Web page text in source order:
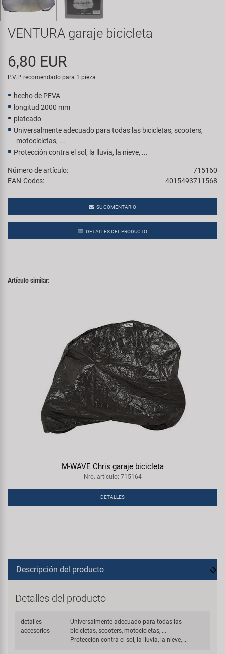
Transporte y Aparcamiento
Super B
Trail-Gator
Velo
VENTURA garaje bicicleta
6,80 EUR
P.V.P. recomendado para 1 pieza
hecho de PEVA
longitud 2000 mm
plateado
Universalmente adecuado para todas las bicicletas, scooters,
motocicletas, ...
Protección contra el sol, la lluvia, la nieve, ...
Número de artículo:
715160
EAN-Codes:
4015493711568
SU COMENTARIO
DETALLES DEL PRODUCTO
Artículo similar:
M-WAVE Chris garaje bicicleta
Nro. artículo: 715164
DETALLES
Descripción del producto
Detalles del producto
detalles
accesorios
Universalmente adecuado para todas las
bicicletas, scooters, motocicletas, ...
Protección contra el sol, la lluvia, la nieve, ...